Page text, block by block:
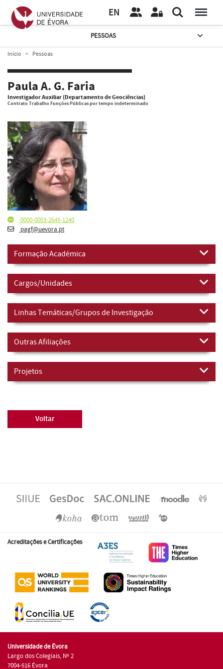
EN
PESSOAS
Início Pessoas
Paula A. G. Faria
Investigador Auxiliar (Departamento de Geociências)
Contrato Trabalho Funções Públicas por tempo indeterminado
0000-0003-2645-1240
pagf@uevora.pt
Formação Académica
Cargos/Unidades
Linhas Temáticas/Grupos de Investigação
Outras Afiliações
Projetos
Voltar
Acreditações e Certificações
Universidade de Évora
Largo dos Colegiais, Nº 2
7004-516 Évora